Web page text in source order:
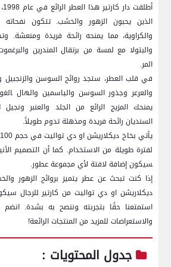
الذين يحبون الزهور والخشب. تتكون نفحاته
والكراوية،⁢ مما يمنحه رائحة ⁢فريدة ومنعشة.
والبتولا مع لمسة من برتقال المندرين⁤
المر.
في قلب العطر، ستجد روائح السوسن والزنجبيل
والعرعر وجذور السوسن والياسمين والهال
يمنحك المزيج الرائع من ⁣الجلد ⁢والعنبر
‌السنديان ​رائحة‍ فريدة ومذهلة تدوم طويلاً.
لفترة طويلة ⁢من الاستخدام. كما أن التصميم
‍سيكون إضافة لافتة لأي مجموعة عطور.
إذا كنت تبحث عن عطر يتميز بروائح الزهور⁣
ديكلاريشن او دي تواليت من كارتير‌ للرجال
استمتعنا⁣ حقًا بتجربته ‍وننصح به بشدة. انضم
والاستعراضات للمزيد من المنتجات الرائعة!
جدول المحتويات :